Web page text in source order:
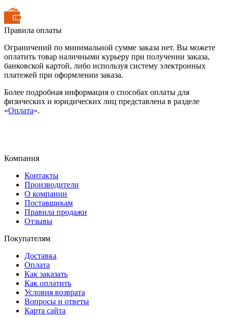
Правила оплаты
Ограничений по минимальной сумме заказа нет. Вы можете
оплатить товар наличными курьеру при получении заказа,
банковской картой, либо используя систему электронных
платежей при оформлении заказа.
Более подробная информация о способах оплаты для
физических и юридических лиц представлена в разделе
«Оплата».
Компания
Контакты
Производители
О компании
Поставщикам
Правила продажи
Отзывы
Покупателям
Доставка
Оплата
Как заказать
Как оплатить
Условия возврата
Вопросы и ответы
Карта сайта